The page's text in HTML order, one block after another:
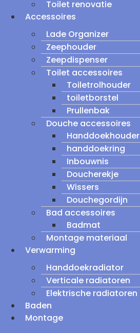
Toilet renovatie
Accessoires
Lade Organizer
Zeephouder
Zeepdispenser
Toilet accessoires
Toiletrolhouder
toiletborstel
Prullenbak
Douche accessoires
Handdoekhouder
handdoekring
Inbouwnis
Doucherekje
Wissers
Douchegordijn
Bad accessoires
Badmat
Montage materiaal
Verwarming
Handdoekradiator
Verticale radiatoren
Elektrische radiatoren
Baden
Montage